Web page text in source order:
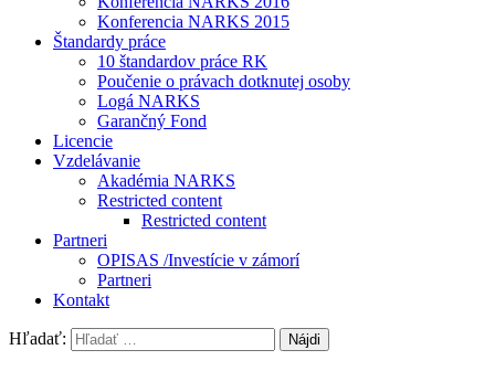
Konferencia NARKS 2015
Štandardy práce
10 štandardov práce RK
Poučenie o právach dotknutej osoby
Logá NARKS
Garančný Fond
Licencie
Vzdelávanie
Akadémia NARKS
Restricted content
Restricted content
Partneri
OPISAS /Investície v zámorí
Partneri
Kontakt
Hľadať: